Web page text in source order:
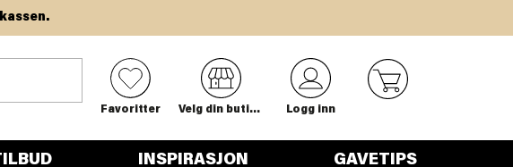
0
Favoritter Velg din butikk Logg inn
INSPIRASJON GAVETIPS